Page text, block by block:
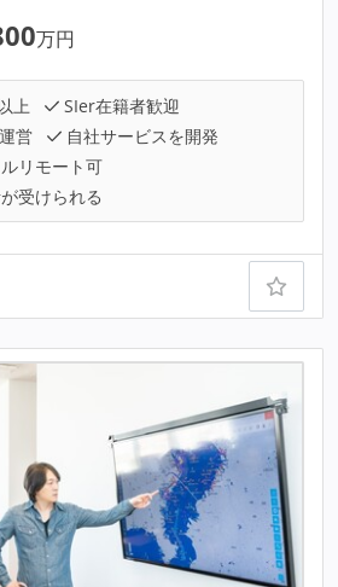
万円
上
SIer在籍者歓迎
営
自社サービスを開発
リモート可
受けられる